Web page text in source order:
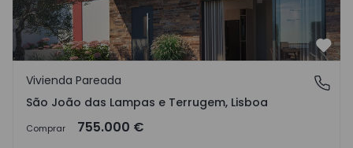
São João das Lampas e Terrugem, Lisboa
Vivienda Pareada
São João das Lampas e Terrugem, Lisboa
Comprar 755.000 €